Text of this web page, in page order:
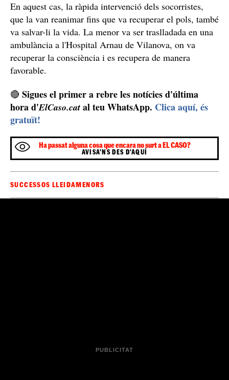
En aquest cas, la ràpida intervenció dels socorristes,
que la van reanimar fins que va recuperar el pols, també
va salvar-li la vida. La menor va ser traslladada en una
ambulància a l'Hospital Arnau de Vilanova, on va
recuperar la consciència i es recupera de manera
favorable.
🔴 Sigues el primer a rebre les notícies d'última
hora d'ElCaso.cat al teu WhatsApp. Clica aquí, és
gratuït!
Ha passat alguna cosa que encara no surt a EL CASO?
AVISA'NS DES D'AQUÍ
SUCCESSOS LLEIDAMENORS